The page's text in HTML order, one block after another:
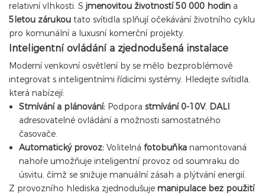
relativní vlhkosti. S jmenovitou životností 50 000 hodin a
5letou zárukou tato svítidla splňují očekávání životního cyklu
pro komunální a luxusní komerční projekty.
Inteligentní ovládání a zjednodušená instalace
Moderní venkovní osvětlení by se mělo bezproblémově
integrovat s inteligentními řídicími systémy. Hledejte svítidla,
která nabízejí:
Stmívání a plánování:Podpora stmívání 0-10V, DALI
adresovatelné ovládání a možnosti samostatného
časovače.
Automatický provoz:Volitelná fotobuňkanamontovaná
nahoře umožňuje inteligentní provoz od soumraku do
úsvitu, čímž se snižuje manuální zásah a plýtvání energií.
Z provozního hlediska zjednodušuje manipulace bez použití